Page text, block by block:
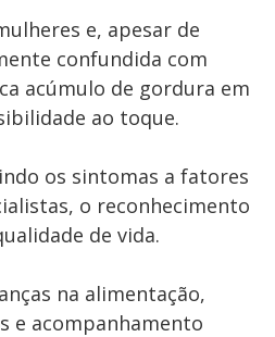
e, apesar de
confundida com
acúmulo de gordura em
ao toque.
os sintomas a fatores
o reconhecimento
de vida.
na alimentação,
e acompanhamento